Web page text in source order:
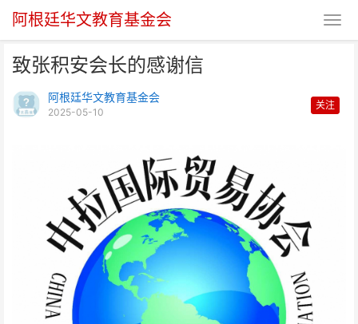
阿根廷华文教育基金会
致张积安会长的感谢信
阿根廷华文教育基金会
2025-05-10
关注
致张积安会长的感谢信